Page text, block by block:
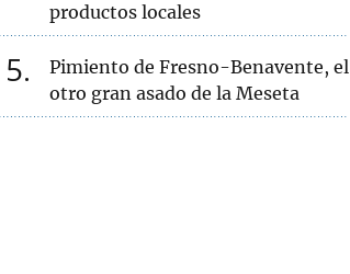
productos locales
5
Pimiento de Fresno-Benavente, el
otro gran asado de la Meseta